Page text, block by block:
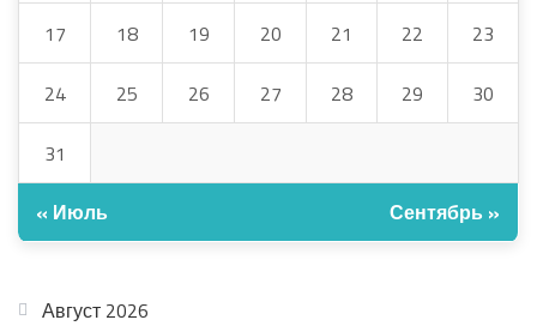
17 18 19 20 21 22 23
24 25 26 27 28 29 30
31
« Июль Сентябрь »
Август 2026